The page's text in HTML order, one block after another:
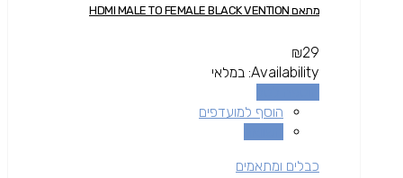
מתאם HDMI MALE TO FEMALE BLACK VENTION
₪29
Availability: במלאי
הוסף למועדפים
כבלים ומתאמים